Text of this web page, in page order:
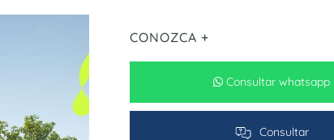
CONOZCA +
Consultar whatsapp
Consultar